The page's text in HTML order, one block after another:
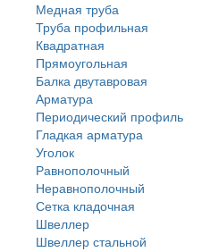
Медная труба
Труба профильная
Квадратная
Прямоугольная
Балка двутавровая
Арматура
Периодический профиль
Гладкая арматура
Уголок
Равнополочный
Неравнополочный
Сетка кладочная
Швеллер
Швеллер стальной